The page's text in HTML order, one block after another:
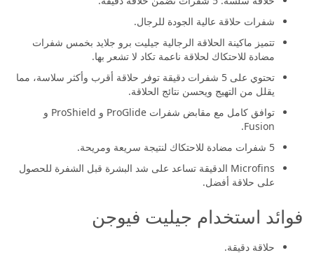
شفرات حلاقة عالية الجودة للرجال.
تتميز ماكينة الحلاقة الرجالية جيليت برو جلايد بخمس شفرات
مضادة للاحتكاك لحلاقة ناعمة تكاد لا تشعر بها.
تحتوي على 5 شفرات دقيقة توفر حلاقة أقرب وأكثر سلاسة، مما
يقلل من التهيج ويحسن نتائج الحلاقة.
توافق كامل مع مقابض شفرات ProGlide و ProShield و
Fusion.
5 شفرات مضادة للاحتكاك لنتيجة سريعة ومريحة.
Microfins الدقيقة تساعد على شد البشرة قبل الشفرة للحصول
على حلاقة أفضل.
فوائد استخدام جيليت فيوجن
حلاقة دقيقة.